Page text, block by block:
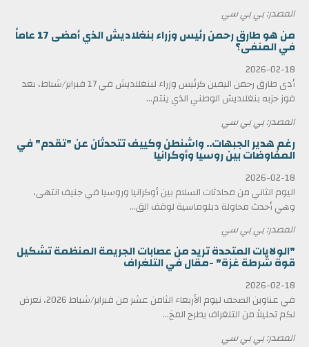
المصدر: بي بي سي
من هو طارق رحمن رئيس وزراء بنغلاديش الذي أمضى 17 عاماً
في المنفى؟
2026-02-18
أدى طارق رحمن اليمين كرئيس وزراء لبنغلاديش في 17 فبراير/شباط، بعد
فوز حزبه بنغلاديش الوطني الذي ينتم...
المصدر: بي بي سي
رغم هدير الجبهات.. واشنطن وكييف تتحدثان عن "تقدم" في
المفاوضات بين روسيا وأوكرانيا
2026-02-18
اليوم الثاني من محادثات السلام بين أوكرانيا وروسيا في جنيف انتهى،
وهي أحدث محاولة دبلوماسية لوقف الق...
المصدر: بي بي سي
"الولايات المتحدة تريد من عصابات الجريمة المنظمة تشكيل
قوة شرطة غزة" -مقال في التلغراف
2026-02-18
في عناوين الصحف ليوم الأربعاء الثامن عشر من فبراير/شباط 2026، نعرض
لكم تحليلاً من التلغراف يطرح المخ...
المصدر: بي بي سي